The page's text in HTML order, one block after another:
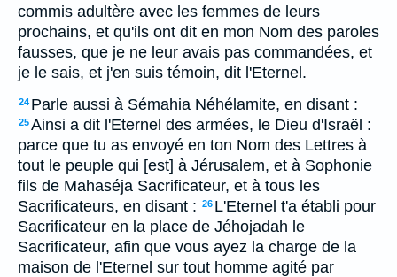
commis adultère avec les femmes de leurs
prochains, et qu'ils ont dit en mon Nom des paroles
fausses, que je ne leur avais pas commandées, et
je le sais, et j'en suis témoin, dit l'Eternel.
24 Parle aussi à Sémahia Néhélamite, en disant :
25Ainsi a dit l'Eternel des armées, le Dieu d'Israël :
parce que tu as envoyé en ton Nom des Lettres à
tout le peuple qui [est] à Jérusalem, et à Sophonie
fils de Mahaséja Sacrificateur, et à tous les
Sacrificateurs, en disant : 26 L'Eternel t'a établi pour
Sacrificateur en la place de Jéhojadah le
Sacrificateur, afin que vous ayez la charge de la
maison de l'Eternel sur tout homme agité par